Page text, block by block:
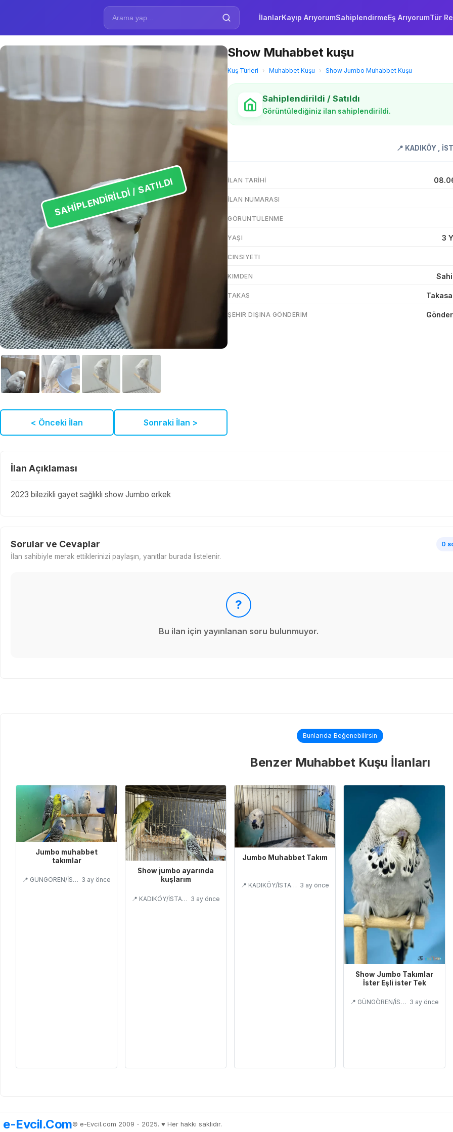
İlanlarKayıp ArıyorumSahiplendirmeEş ArıyorumTür
SAHIPLENDIRILDI / SATILDI
< Önceki İlan Sonraki İlan >
Show Muhabbet kuşu
Kuş Türleri › Muhabbet Kuşu › Show Jumbo Muhabbet Kuşu
Sahiplendirildi / Satıldı
Görüntülediğiniz ilan sahiplendirildi.
📍 KADIKÖY
İLAN TARIHI
İLAN NUMARASI
GÖRÜNTÜLENME
YAŞI 3
CINSIYETI
KIMDEN
TAKAS
ŞEHIR DIŞINA GÖNDERIM
İlan Açıklaması
2023 bilezikli gayet sağlıklı show Jumbo erkek
Sorular ve Cevaplar 0
İlan sahibiyle merak ettiklerinizi paylaşın, yanıtlar burada listelenir.
?
Bu ilan için yayınlanan soru bulunmuyor.
Bunlarıda Beğenebilirsin
Benzer Muhabbet Kuşu İlanları
Jumbo muhabbet
takımlar
📍 GÜNGÖREN/İSTANBUL 3 ay önce
Show jumbo ayarında
kuşlarım
📍 KADIKÖY/İSTANBUL 3 ay önce
Jumbo Muhabbet Takım
📍 KADIKÖY/İSTANBUL 3 ay önce
Show Jumbo Takımlar
İster Eşli ister Tek
📍 GÜNGÖREN/İSTANBUL 3 ay önce
e-Evcil.Com© e-Evcil.com 2009 - 2025. ♥️ Her hakkı saklıdır.